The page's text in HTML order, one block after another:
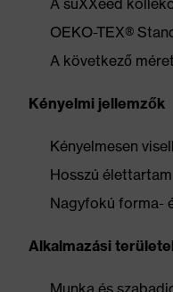
A suXXeed
OEKO-TEX®
A következő
Kényelmi jellemzők
Kényelmesen
Hosszú élettartam
Nagyfokú forma-
Alkalmazási
Munka és